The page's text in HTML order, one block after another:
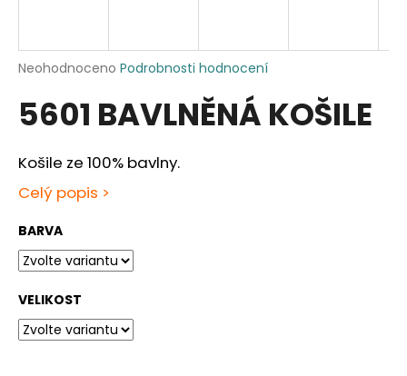
Průměrné
produktu
je
z
5
hvězdiček.
Neohodnoceno Podrobnosti hodnocení
5601 BAVLNĚNÁ KOŠILE
Košile ze 100% bavlny.
Celý popis >
BARVA
VELIKOST
j
í
?
D
o
p